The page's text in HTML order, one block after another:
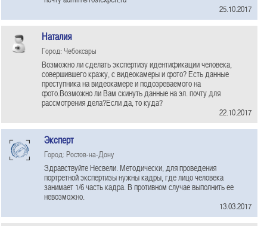
25.10.2017
Наталия
Город: Чебоксары
Возможно ли сделать экспертизу идентификации человека,
совершившего кражу, с видеокамеры и фото? Есть данные
преступника на видеокамере и подозреваемого на
фото.Возможно ли Вам скинуть данные на эл. почту для
рассмотрения дела?Если да, то куда?
22.10.2017
Эксперт
Город: Ростов-на-Дону
Здравствуйте Несвели. Методически, для проведения
портретной экспертизы нужны кадры, где лицо человека
занимает 1/6 часть кадра. В противном случае выполнить ее
невозможно.
13.03.2017